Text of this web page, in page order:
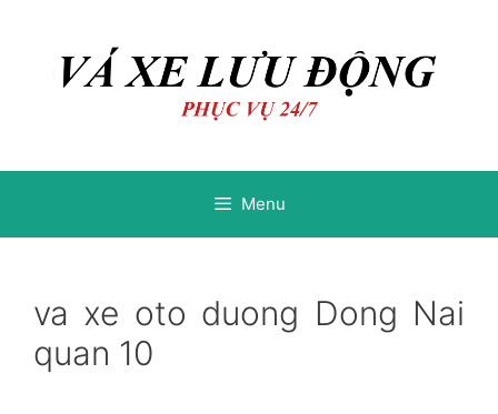
Menu
va xe oto duong Dong Nai
quan 10